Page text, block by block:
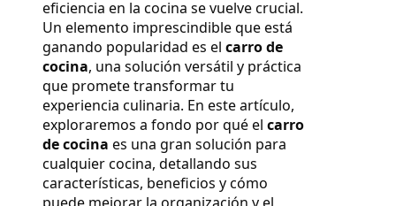
eficiencia en la cocina se vuelve crucial.
Un elemento imprescindible que está
ganando popularidad es el carro de
cocina, una solución versátil y práctica
que promete transformar tu
experiencia culinaria. En este artículo,
exploraremos a fondo por qué el carro
de cocina es una gran solución para
cualquier cocina, detallando sus
características, beneficios y cómo